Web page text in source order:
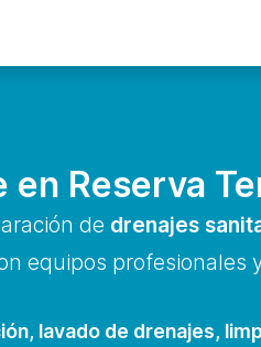
en Reserva
de drenajes
equipos profesionales
lavado de drenajes,